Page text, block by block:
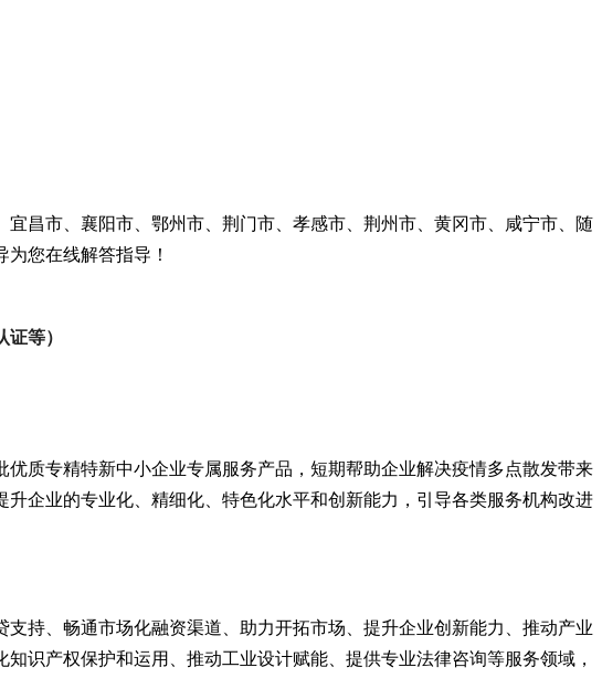
昌市、襄阳市、鄂州市、荆门市、孝感市、荆州市、黄冈市、咸宁市、随
您在线解答指导！
等）
质专精特新中小企业专属服务产品，短期帮助企业解决疫情多点散发带来
企业的专业化、精细化、特色化水平和创新能力，引导各类服务机构改进
持、畅通市场化融资渠道、助力开拓市场、提升企业创新能力、推动产业
识产权保护和运用、推动工业设计赋能、提供专业法律咨询等服务领域，